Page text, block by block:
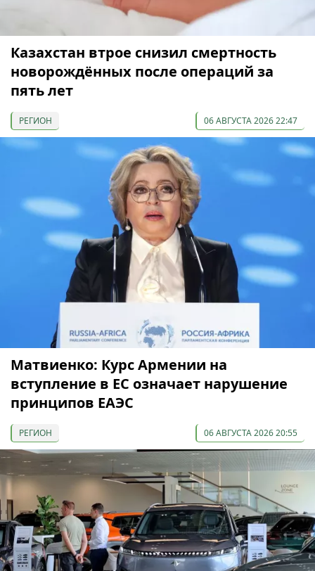
Казахстан втрое снизил смертность
новорождённых после операций за
пять лет
РЕГИОН 06 АВГУСТА 2026 22:47
Матвиенко: Курс Армении на
вступление в ЕС означает нарушение
принципов ЕАЭС
РЕГИОН 06 АВГУСТА 2026 20:55